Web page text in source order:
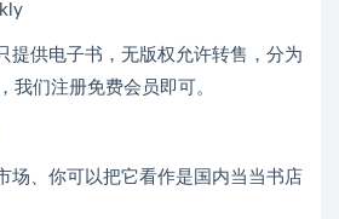
提供电子书，无版权允许转售，分为
我们注册免费会员即可。
场、你可以把它看作是国内当当书店